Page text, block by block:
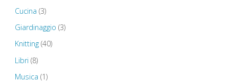
Cucina (3)
Giardinaggio (3)
Knitting(40)
Libri (8)
Musica (1)